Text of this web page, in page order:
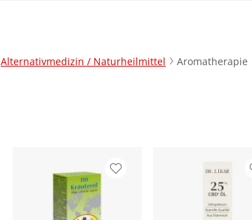
Alternativmedizin / Naturheilmittel Aromatherapie